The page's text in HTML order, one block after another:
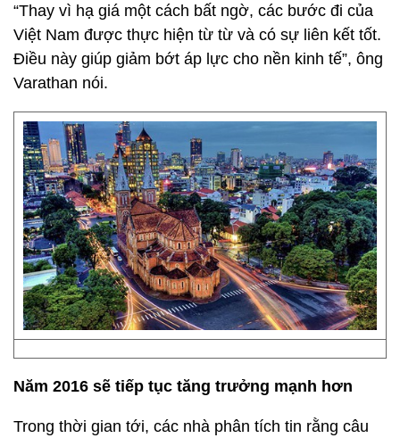
“Thay vì hạ giá một cách bất ngờ, các bước đi của
Việt Nam được thực hiện từ từ và có sự liên kết tốt.
Điều này giúp giảm bớt áp lực cho nền kinh tế”, ông
Varathan nói.
Năm 2016 sẽ tiếp tục tăng trưởng mạnh hơn
Trong thời gian tới, các nhà phân tích tin rằng câu